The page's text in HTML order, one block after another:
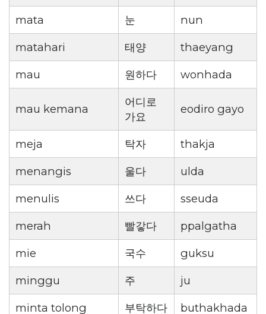
mata
눈
nun
matahari
태양
thaeyang
mau
원하다 wonhada
mau kemana
어디로
가요
eodiro gayo
meja 탁자
thakja
menangis
울다
ulda
menulis
쓰다
sseuda
merah
빨갛다
ppalgatha
mie
국수
guksu
minggu
주
ju
minta tolong
부탁하다
buthakhada